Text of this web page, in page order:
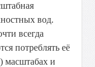
вод.
всегда
потреблять её
масштабах и